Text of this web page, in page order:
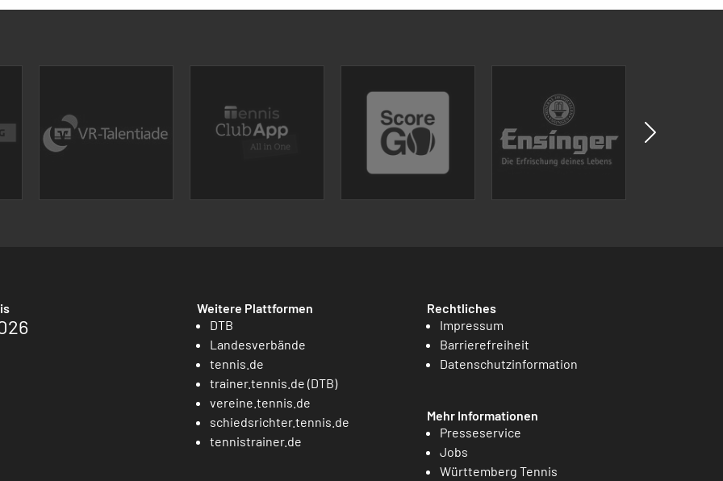
Weitere Plattformen
DTB
Landesverbände
tennis.de
trainer.tennis.de (DTB)
vereine.tennis.de
schiedsrichter.tennis.de
tennistrainer.de
Rechtliches
Impressum
Barrierefreiheit
Datenschutzinformation
Mehr Informationen
Presseservice
Jobs
Württemberg Tennis